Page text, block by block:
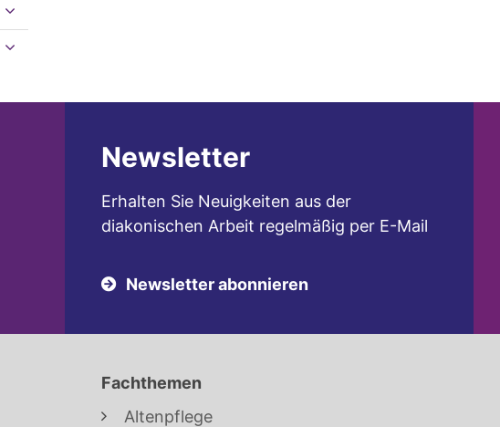
Newsletter
Erhalten Sie Neuigkeiten aus der
diakonischen Arbeit regelmäßig per E-Mail
Newsletter abonnieren
Fachthemen
Altenpflege